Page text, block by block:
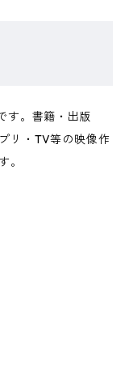
す。書籍・出版
リ・TV等の映像作
。